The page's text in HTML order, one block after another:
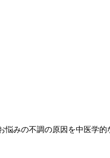
みの不調の原因を中医学的